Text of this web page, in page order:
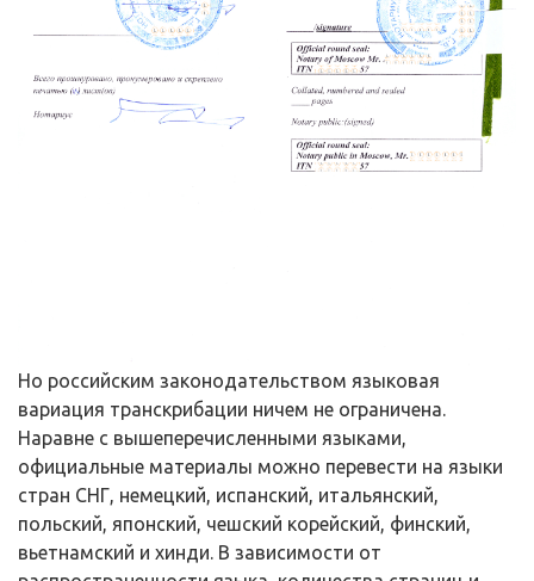
Но российским законодательством языковая
вариация транскрибации ничем не ограничена.
Наравне с вышеперечисленными языками,
официальные материалы можно перевести на языки
стран СНГ, немецкий, испанский, итальянский,
польский, японский, чешский корейский, финский,
вьетнамский и хинди. В зависимости от